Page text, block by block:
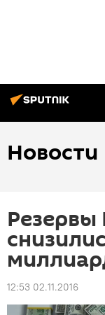
Новости
12:53 02.11.2016